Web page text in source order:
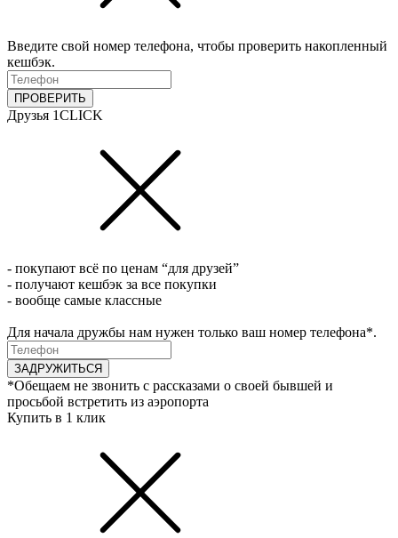
Введите свой номер телефона, чтобы проверить накопленный
кешбэк.
ПРОВЕРИТЬ
Друзья 1CLICK
- покупают всё по ценам “для друзей”
- получают кешбэк за все покупки
- вообще самые классные
Для начала дружбы нам нужен только ваш номер телефона*.
ЗАДРУЖИТЬСЯ
*Обещаем не звонить с рассказами о своей бывшей и
просьбой встретить из аэропорта
Купить в 1 клик